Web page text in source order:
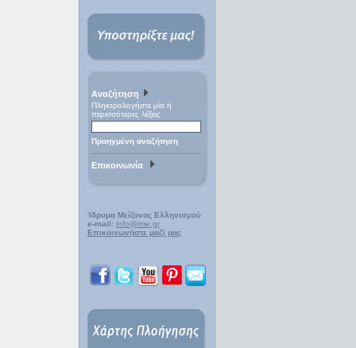
Αναζήτηση
Πληκτρολογήστε μία ή
περισσότερες λέξεις
Προηγμένη αναζήτηση
Επικοινωνία
Ίδρυμα Μείζονος Ελληνισμού
e-mail: info@ime.gr
Επικοινωνήστε μαζί μας